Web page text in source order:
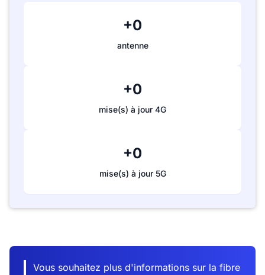
+0
antenne
+0
mise(s) à jour 4G
+0
mise(s) à jour 5G
Vous souhaitez plus d'informations sur la fibre